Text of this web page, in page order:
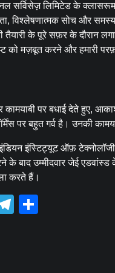
लिमिटेड के क्लासरूम
विश्लेषणात्मक सोच और
तैयारी के पूरे सफ़र के दौरान
को मज़बूत करने और हमारी
कामयाबी पर बधाई देते हुए,
पर बहुत गर्व है। उनकी
इंस्टिट्यूट ऑफ़
के बाद उम्मीदवार जेई
करते हैं।
Telegram